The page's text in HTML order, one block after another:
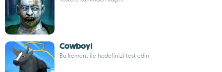
Cowboy!
Bu kement ile hedefinizi test edin